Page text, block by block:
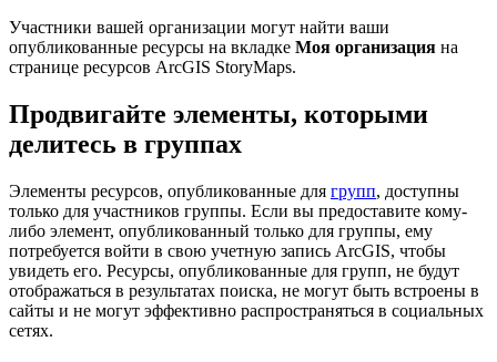
Участники вашей организации могут найти ваши
опубликованные ресурсы на вкладке Моя организация на
странице ресурсов ArcGIS StoryMaps.
Продвигайте элементы, которыми
делитесь в группах
Элементы ресурсов, опубликованные для групп, доступны
только для участников группы. Если вы предоставите кому-
либо элемент, опубликованный только для группы, ему
потребуется войти в свою учетную запись ArcGIS, чтобы
увидеть его. Ресурсы, опубликованные для групп, не будут
отображаться в результатах поиска, не могут быть встроены в
сайты и не могут эффективно распространяться в социальных
сетях.